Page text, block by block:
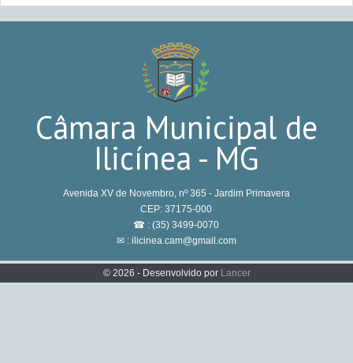
Câmara Municipal de
Ilicínea - MG
Avenida XV de Novembro, nº 365 - Jardim Primavera
CEP: 37175-000
☎ : (35) 3499-0070
✉ : ilicinea.cam@gmail.com
© 2026 - Desenvolvido por Lancer